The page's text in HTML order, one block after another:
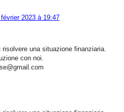
2023 à 19:47
risolvere una situazione finanziaria.
con noi.